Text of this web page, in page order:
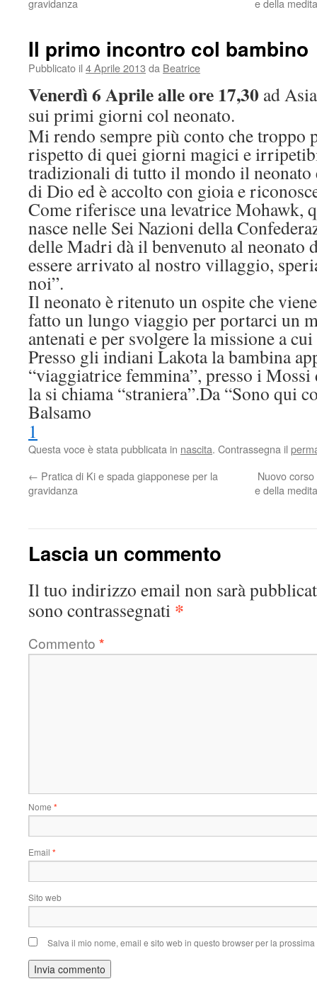
gravidanza
e della
Il primo incontro col bambino
Pubblicato il 4 Aprile 2013 da Beatrice
Venerdì 6 Aprilealle ore 17,30 ad
sui primi giorni col neonato.
Mi rendo sempre più conto che troppo
rispetto di quei giorni magici e
tradizionali di tutto il mondo il neonato
di Dio ed è accolto con gioia e
Come riferisce una levatrice Mohawk,
nasce nelle Sei Nazioni della
delle Madri dà il benvenuto al neonato
essere arrivato al nostro villaggio,
noi”.
Il neonato è ritenuto un ospite che
fatto un lungo viaggio per portarci un
antenati e per svolgere la missione a
Presso gli indiani Lakota la bambina
“viaggiatrice femmina”, presso i
la si chiama “straniera”.Da “Sono qui
Balsamo
1
Questa voce è stata pubblicata in nascita. Contrassegna il
← Pratica di Ki e spada giapponese per la
gravidanza
Nuovo
e della
Lascia un commento
Il tuo indirizzo email non sarà
sono contrassegnati *
Commento *
Nome *
Email *
Sito web
Salva il mio nome, email e sito web in questo browser per la